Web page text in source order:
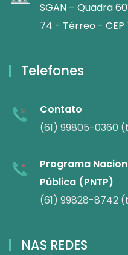
SGAN – Quadra
74 - Térreo - CEP
Telefones
Contato
(61) 99805-0360
Programa
Pública (PNTP)
(61) 99828-8742
NAS REDES